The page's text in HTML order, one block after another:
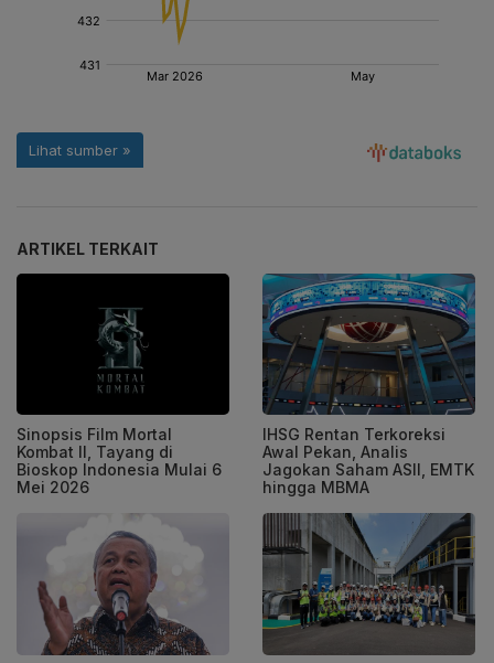
ARTIKEL TERKAIT
Sinopsis Film Mortal
Kombat II, Tayang di
Bioskop Indonesia Mulai 6
Mei 2026
IHSG Rentan Terkoreksi
Awal Pekan, Analis
Jagokan Saham ASII, EMTK
hingga MBMA